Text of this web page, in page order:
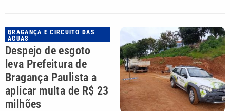
BRAGANÇA E CIRCUITO DAS
ÁGUAS
Despejo de esgoto
leva Prefeitura de
Bragança Paulista a
aplicar multa de R$ 23
milhões